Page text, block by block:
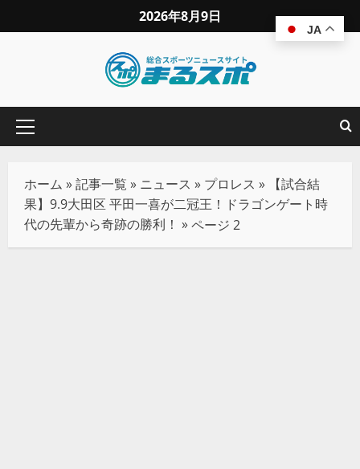
2026年8月9日
ホーム »記事一覧 » ニュース » プロレス »
【試合結
果】9.9大田区 平田一喜が二冠王！ドラゴンゲート時
代の先輩から奇跡の勝利！ »ページ 2
JA